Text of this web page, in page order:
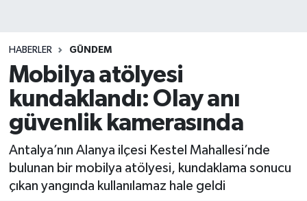
HABERLER GÜNDEM
Mobilya atölyesi
kundaklandı: Olay anı
güvenlik kamerasında
Antalya’nın Alanya ilçesi Kestel Mahallesi’nde
bulunan bir mobilya atölyesi, kundaklama sonucu
çıkan yangında kullanılamaz hale geldi
Süper Lig Puan Durumu ve Fikstür
Tüm Manşetler
Son Dakika Haberleri
Haber Arşivi